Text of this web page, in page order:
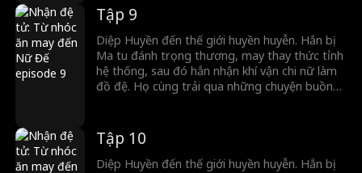
đáp trả, vang danh đại lục.
Tập 9
Diệp Huyền đến thế giới huyền huyễn. Hắn bị
Ma tu đánh trọng thương, may thay thức tỉnh
hệ thống, sau đó hắn nhận khí vận chi nữ làm
đồ đệ. Họ cùng trải qua những chuyện buồn
đáp trả, vang danh đại lục.
Tập 10
Diệp Huyền đến thế giới huyền huyễn. Hắn bị